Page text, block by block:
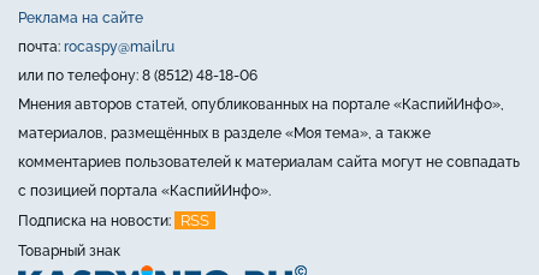
Реклама на сайте
почта: rocaspy@mail.ru
или по телефону: 8 (8512) 48-18-06
Мнения авторов статей, опубликованных на портале «КаспийИнфо»,
материалов, размещённых в разделе «Моя тема», а также
комментариев пользователей к материалам сайта могут не совпадать
с позицией портала «КаспийИнфо».
Подписка на новости:
RSS
Товарный знак